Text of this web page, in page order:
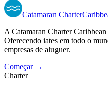
Catamaran Charter
A Catamaran Charter
Oferecendo iates em todo o
empresas de aluguer.
Começar →
Charter